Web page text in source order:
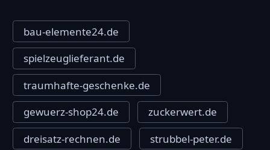
bau-elemente24.de
spielzeuglieferant.de
traumhafte-geschenke.de
gewuerz-shop24.de
zuckerwert.de
dreisatz-rechnen.de
strubbel-peter.de